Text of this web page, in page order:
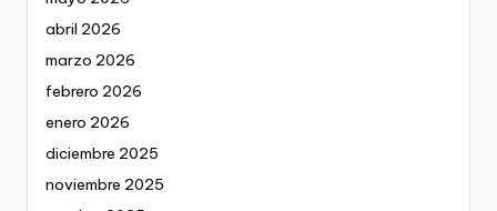
abril 2026
marzo 2026
febrero 2026
enero 2026
diciembre 2025
noviembre 2025